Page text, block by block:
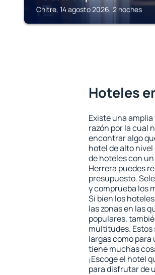
Chitre, 14 agosto 2026, 2 noches
Hoteles
Existe una
razón por la cual
encontrar algo
hotel de alto
de hoteles con
Herrera puedes
presupuesto.
y comprueba los
Si bien los
las zonas en las
populares,
multitudes.
largas como
tiene muchas
¡Escoge el hotel
para disfrutar de